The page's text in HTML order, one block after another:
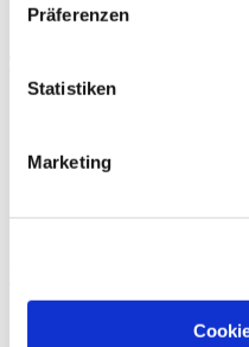
Präferenzen
Statistiken
Marketing
By
Die Studie untersucht
Einfluss der